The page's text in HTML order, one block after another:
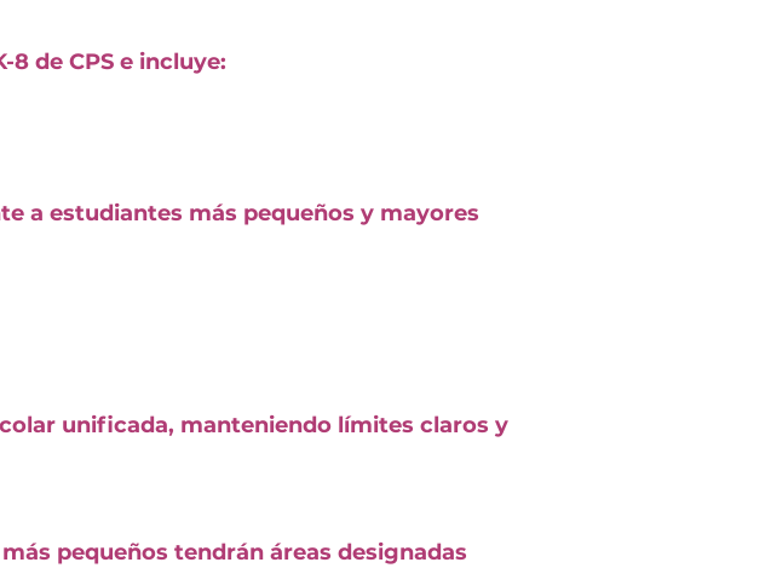
de CPS e incluye:
a estudiantes más pequeños y mayores
unificada, manteniendo límites claros y
pequeños tendrán áreas designadas